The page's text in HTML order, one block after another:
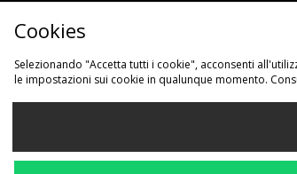
Cookies
Selezionando "Accetta tutti i cookie", acconsenti
le impostazioni sui cookie in qualunque momento.